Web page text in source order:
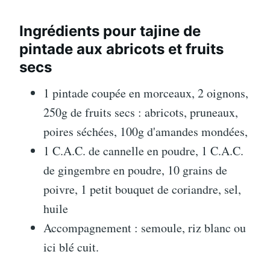
Ingrédients pour tajine de
pintade aux abricots et fruits
secs
1 pintade coupée en morceaux, 2 oignons,
250g de fruits secs : abricots, pruneaux,
poires séchées, 100g d'amandes mondées,
1 C.A.C. de cannelle en poudre, 1 C.A.C.
de gingembre en poudre, 10 grains de
poivre, 1 petit bouquet de coriandre, sel,
huile
Accompagnement : semoule, riz blanc ou
ici blé cuit.